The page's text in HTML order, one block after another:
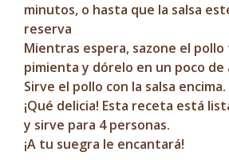
minutos, o hasta que la salsa
reserva
Mientras espera, sazone el
pimienta y dórelo en un poco de
Sirve el pollo con la salsa encima.
¡Qué delicia! Esta receta está
y sirve para 4 personas.
¡A tu suegra le encantará!